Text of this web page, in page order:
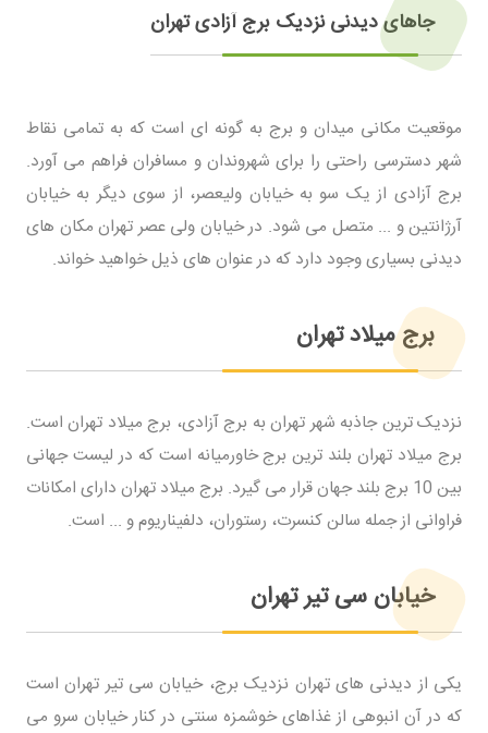
جاهای دیدنی نزدیک برج آزادی تهران
موقعیت مکانی میدان و برج به گونه ای است که به تمامی نقاط
شهر دسترسی راحتی را برای شهروندان و مسافران فراهم می آورد.
برج آزادی از یک سو به خیابان ولیعصر، از سوی دیگر به خیابان
آرژانتین و ... متصل می شود. در خیابان ولی عصر تهران مکان های
دیدنی بسیاری وجود دارد که در عنوان های ذیل خواهید خواند.
برج میلاد تهران
نزدیک ترین جاذبه شهر تهران به برج آزادی، برج میلاد تهران است.
برج میلاد تهران بلند ترین برج خاورمیانه است که در لیست جهانی
بین 10 برج بلند جهان قرار می گیرد. برج میلاد تهران دارای امکانات
فراوانی از جمله سالن کنسرت، رستوران، دلفیناریوم و ... است.
خیابان سی تیر تهران
یکی از دیدنی های تهران نزدیک برج، خیابان سی تیر تهران است
که در آن انبوهی از غذاهای خوشمزه سنتی در کنار خیابان سرو می